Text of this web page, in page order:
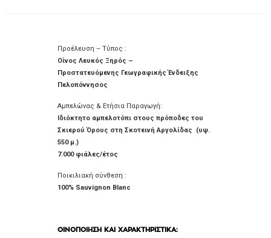
Προέλευση – Τύπος :
Οίνος Λευκός Ξηρός –
Προστατευόμενης Γεωγραφικής Ένδειξης
Πελοπόννησος
Αμπελώνας & Ετήσια Παραγωγή:
Ιδιόκτητο αμπελοτόπι στους πρόποδες του
Σκιερού Όρους στη Σκοτεινή Αργολίδας (υψ.
550 μ.)
7.000 φιάλες/έτος
Ποικιλιακή σύνθεση :
100% Sauvignon Blanc
ΟΙΝΟΠΟΙΗΣΗ ΚΑΙ ΧΑΡΑΚΤΗΡΙΣΤΙΚΑ: